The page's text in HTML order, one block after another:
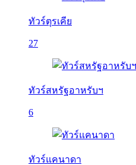
ทัวร์ตุรเคีย
27
ทัวร์สหรัฐอาหรับฯ
6
ทัวร์แคนาดา